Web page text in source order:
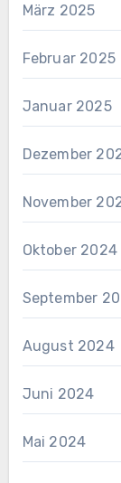
März 2025
Februar 2025
Januar 2025
Dezember
November
Oktober 2024
September
August 2024
Juni 2024
Mai 2024